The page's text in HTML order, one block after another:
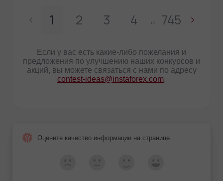
1 2 3 4 .. 745
Если у вас есть какие-либо пожелания и
предложения по улучшению наших конкурсов и
акций, вы можете связаться с нами по адресу
contest-ideas@instaforex.com.
Оцените качество информации на странице